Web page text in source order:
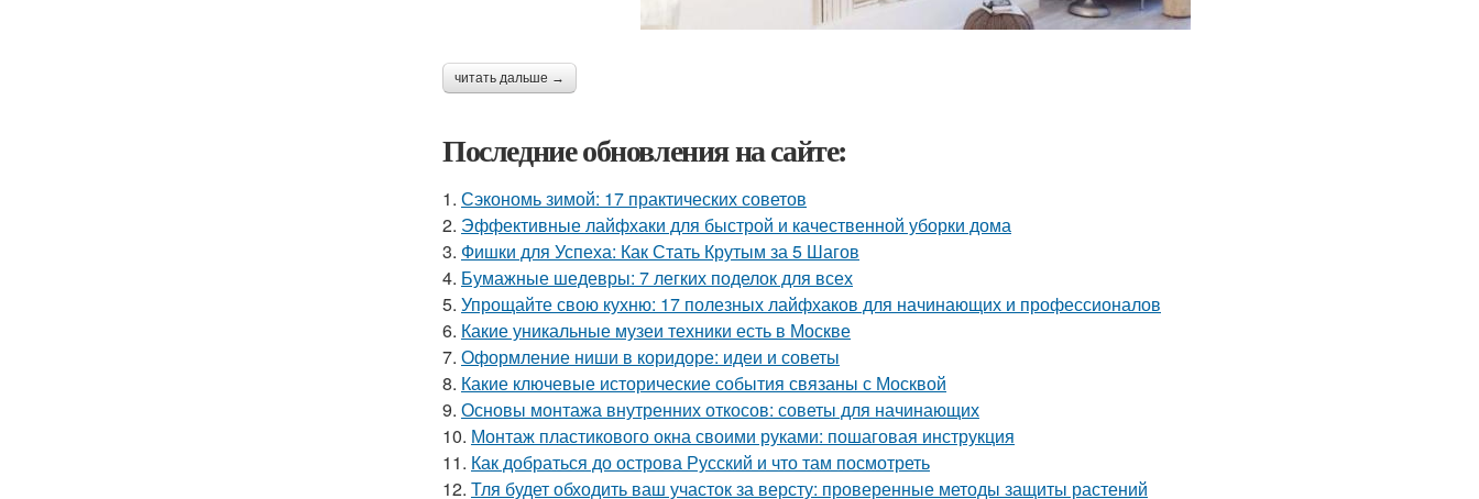
читать дальше →
Последние обновления на сайте:
1. Сэкономь зимой: 17 практических советов
2. Эффективные лайфхаки для быстрой и качественной уборки дома
3. Фишки для Успеха: Как Стать Крутым за 5 Шагов
4. Бумажные шедевры: 7 легких поделок для всех
5. Упрощайте свою кухню: 17 полезных лайфхаков для начинающих и профессионалов
6. Какие уникальные музеи техники есть в Москве
7. Оформление ниши в коридоре: идеи и советы
8. Какие ключевые исторические события связаны с Москвой
9. Основы монтажа внутренних откосов: советы для начинающих
10. Монтаж пластикового окна своими руками: пошаговая инструкция
11. Как добраться до острова Русский и что там посмотреть
12. Тля будет обходить ваш участок за версту: проверенные методы защиты растений